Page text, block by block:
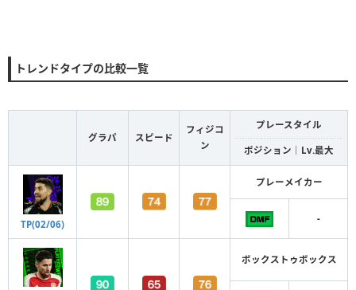
トレンドタイプの比較一覧
グラパ スピード
フィジコ
ン
プレースタイル
ポジション｜Lv.最大
TP(02/06)
プレーメイカー
-
ボックストゥボックス